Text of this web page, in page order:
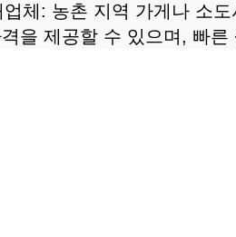
체: 농촌 지역 가게나 소
을 제공할 수 있으며, 빠